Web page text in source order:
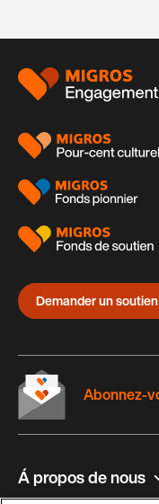
Pied
page
Demander un soutien
Á propos de nous
Abonnez-